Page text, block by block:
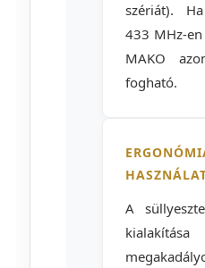
szériát).
433 MHz-
MAKO
fogható.
A
kialakítása